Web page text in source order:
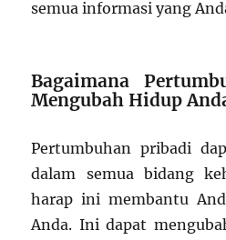
semua informasi yang
Bagaimana
Mengubah Hidup
Pertumbuhan pribadi
dalam semua bidang
harap ini membantu
Anda. Ini dapat